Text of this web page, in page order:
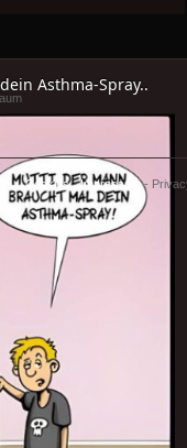
Asthma-Spray..
Cookies-Impressum-